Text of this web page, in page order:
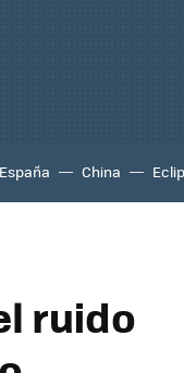
España China
ruido